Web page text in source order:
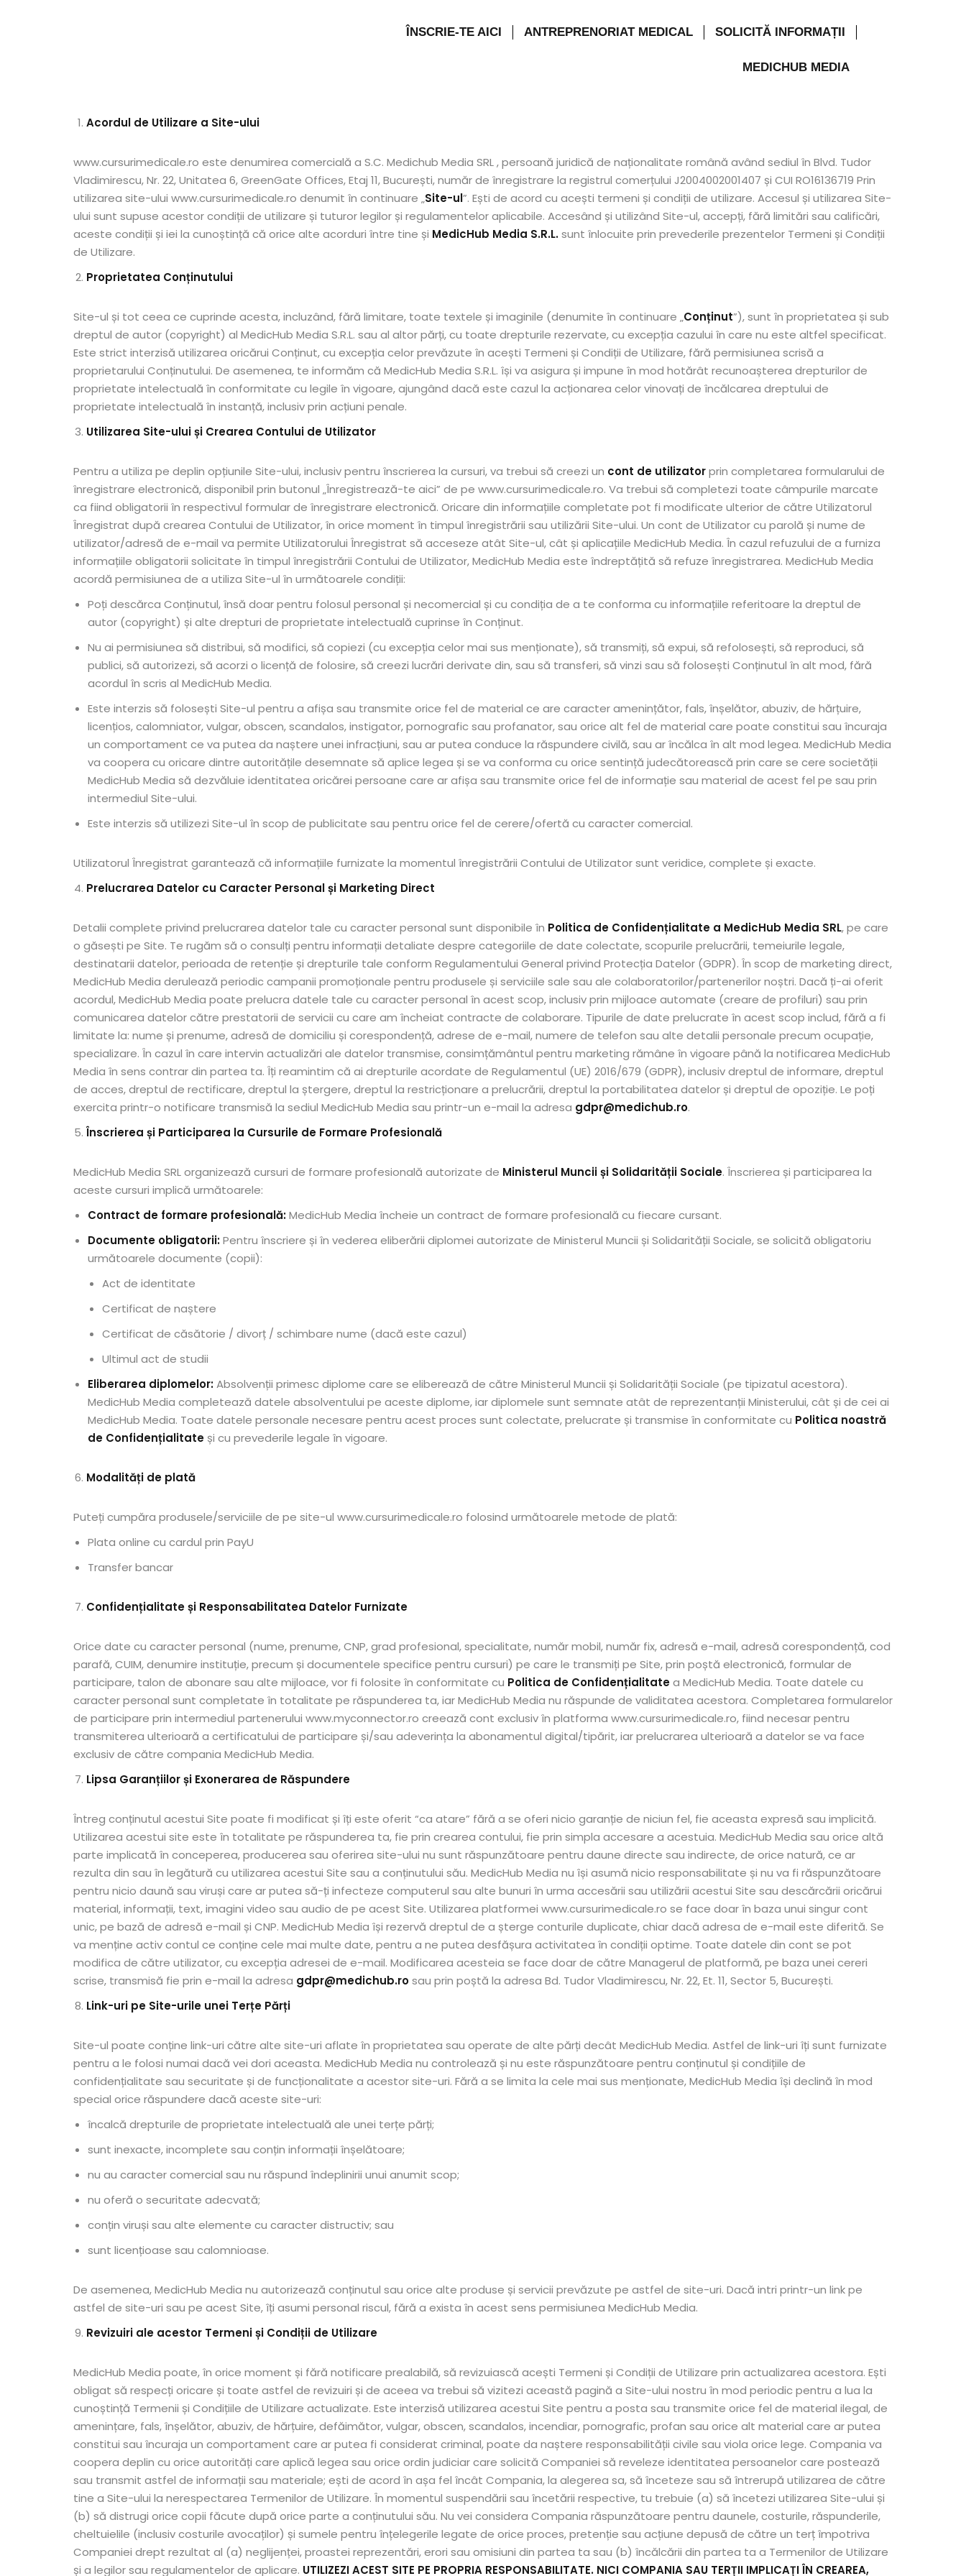
ÎNSCRIE-TE AICI ANTREPRENORIAT MEDICAL SOLICITĂ INFORMAȚII
MEDICHUB MEDIA
Acordul de Utilizare a Site-ului
www.cursurimedicale.ro este denumirea comercială a S.C. Medichub Media SRL , persoană juridică de naționalitate română având sediul în Blvd. Tudor
Vladimirescu, Nr. 22, Unitatea 6, GreenGate Offices, Etaj 11, București, număr de înregistrare la registrul comerțului J2004002001407 și CUI RO16136719 Prin
utilizarea site-ului www.cursurimedicale.ro denumit în continuare „Site-ul”. Ești de acord cu acești termeni și condiții de utilizare. Accesul și utilizarea Site-
ului sunt supuse acestor condiții de utilizare și tuturor legilor și regulamentelor aplicabile. Accesând și utilizând Site-ul, accepți, fără limitări sau calificări,
aceste condiții și iei la cunoștință că orice alte acorduri între tine și MedicHub Media S.R.L.sunt înlocuite prin prevederile prezentelor Termeni și Condiții
de Utilizare.
Proprietatea Conținutului
Site-ul și tot ceea ce cuprinde acesta, incluzând, fără limitare, toate textele și imaginile (denumite în continuare „Conținut”), sunt în proprietatea și sub
dreptul de autor (copyright) al MedicHub Media S.R.L. sau al altor părți, cu toate drepturile rezervate, cu excepția cazului în care nu este altfel specificat.
Este strict interzisă utilizarea oricărui Conținut, cu excepția celor prevăzute în acești Termeni și Condiții de Utilizare, fără permisiunea scrisă a
proprietarului Conținutului. De asemenea, te informăm că MedicHub Media S.R.L. își va asigura și impune în mod hotărât recunoașterea drepturilor de
proprietate intelectuală în conformitate cu legile în vigoare, ajungând dacă este cazul la acționarea celor vinovați de încălcarea dreptului de
proprietate intelectuală în instanță, inclusiv prin acțiuni penale.
Utilizarea Site-ului și Crearea Contului de Utilizator
Pentru a utiliza pe deplin opțiunile Site-ului, inclusiv pentru înscrierea la cursuri, va trebui să creezi un cont de utilizatorprin completarea formularului de
înregistrare electronică, disponibil prin butonul „Înregistrează-te aici” de pe www.cursurimedicale.ro. Va trebui să completezi toate câmpurile marcate
ca fiind obligatorii în respectivul formular de înregistrare electronică. Oricare din informațiile completate pot fi modificate ulterior de către Utilizatorul
Înregistrat după crearea Contului de Utilizator, în orice moment în timpul înregistrării sau utilizării Site-ului. Un cont de Utilizator cu parolă și nume de
utilizator/adresă de e-mail va permite Utilizatorului Înregistrat să acceseze atât Site-ul, cât și aplicațiile MedicHub Media. În cazul refuzului de a furniza
informațiile obligatorii solicitate în timpul înregistrării Contului de Utilizator, MedicHub Media este îndreptățită să refuze înregistrarea. MedicHub Media
acordă permisiunea de a utiliza Site-ul în următoarele condiții:
Poți descărca Conținutul, însă doar pentru folosul personal și necomercial și cu condiția de a te conforma cu informațiile referitoare la dreptul de
autor (copyright) și alte drepturi de proprietate intelectuală cuprinse în Conținut.
Nu ai permisiunea să distribui, să modifici, să copiezi (cu excepția celor mai sus menționate), să transmiți, să expui, să refolosești, să reproduci, să
publici, să autorizezi, să acorzi o licență de folosire, să creezi lucrări derivate din, sau să transferi, să vinzi sau să folosești Conținutul în alt mod, fără
acordul în scris al MedicHub Media.
Este interzis să folosești Site-ul pentru a afișa sau transmite orice fel de material ce are caracter amenințător, fals, înșelător, abuziv, de hărțuire,
licențios, calomniator, vulgar, obscen, scandalos, instigator, pornografic sau profanator, sau orice alt fel de material care poate constitui sau încuraja
un comportament ce va putea da naștere unei infracțiuni, sau ar putea conduce la răspundere civilă, sau ar încălca în alt mod legea. MedicHub Media
va coopera cu oricare dintre autoritățile desemnate să aplice legea și se va conforma cu orice sentință judecătorească prin care se cere societății
MedicHub Media să dezvăluie identitatea oricărei persoane care ar afișa sau transmite orice fel de informație sau material de acest fel pe sau prin
intermediul Site-ului.
Este interzis să utilizezi Site-ul în scop de publicitate sau pentru orice fel de cerere/ofertă cu caracter comercial.
Utilizatorul Înregistrat garantează că informațiile furnizate la momentul înregistrării Contului de Utilizator sunt veridice, complete și exacte.
Prelucrarea Datelor cu Caracter Personal și Marketing Direct
Detalii complete privind prelucrarea datelor tale cu caracter personal sunt disponibile în Politica de Confidențialitate a MedicHub Media SRL, pe care
o găsești pe Site. Te rugăm să o consulți pentru informații detaliate despre categoriile de date colectate, scopurile prelucrării, temeiurile legale,
destinatarii datelor, perioada de retenție și drepturile tale conform Regulamentului General privind Protecția Datelor (GDPR). În scop de marketing direct,
MedicHub Media derulează periodic campanii promoționale pentru produsele și serviciile sale sau ale colaboratorilor/partenerilor noștri. Dacă ți-ai oferit
acordul, MedicHub Media poate prelucra datele tale cu caracter personal în acest scop, inclusiv prin mijloace automate (creare de profiluri) sau prin
comunicarea datelor către prestatorii de servicii cu care am încheiat contracte de colaborare. Tipurile de date prelucrate în acest scop includ, fără a fi
limitate la: nume și prenume, adresă de domiciliu și corespondență, adrese de e-mail, numere de telefon sau alte detalii personale precum ocupație,
specializare. În cazul în care intervin actualizări ale datelor transmise, consimțământul pentru marketing rămâne în vigoare până la notificarea MedicHub
Media în sens contrar din partea ta. Îți reamintim că ai drepturile acordate de Regulamentul (UE) 2016/679 (GDPR), inclusiv dreptul de informare, dreptul
de acces, dreptul de rectificare, dreptul la ștergere, dreptul la restricționare a prelucrării, dreptul la portabilitatea datelor și dreptul de opoziție. Le poți
exercita printr-o notificare transmisă la sediul MedicHub Media sau printr-un e-mail la adresa gdpr@medichub.ro.
Înscrierea și Participarea la Cursurile de Formare Profesională
MedicHub Media SRL organizează cursuri de formare profesională autorizate de Ministerul Muncii și Solidarității Sociale. Înscrierea și participarea la
aceste cursuri implică următoarele:
Contract de formare profesională:MedicHub Media încheie un contract de formare profesională cu fiecare cursant.
Documente obligatorii:Pentru înscriere și în vederea eliberării diplomei autorizate de Ministerul Muncii și Solidarității Sociale, se solicită obligatoriu
următoarele documente (copii):
Act de identitate
Certificat de naștere
Certificat de căsătorie / divorț / schimbare nume (dacă este cazul)
Ultimul act de studii
Eliberarea diplomelor:Absolvenții primesc diplome care se eliberează de către Ministerul Muncii și Solidarității Sociale (pe tipizatul acestora).
MedicHub Media completează datele absolventului pe aceste diplome, iar diplomele sunt semnate atât de reprezentanții Ministerului, cât și de cei ai
MedicHub Media. Toate datele personale necesare pentru acest proces sunt colectate, prelucrate și transmise în conformitate cu Politica noastră
de Confidențialitate și cu prevederile legale în vigoare.
Modalități de plată
Puteți cumpăra produsele/serviciile de pe site-ul www.cursurimedicale.ro folosind următoarele metode de plată:
Plata online cu cardul prin PayU
Transfer bancar
Confidențialitate și Responsabilitatea Datelor Furnizate
Orice date cu caracter personal (nume, prenume, CNP, grad profesional, specialitate, număr mobil, număr fix, adresă e-mail, adresă corespondență, cod
parafă, CUIM, denumire instituție, precum și documentele specifice pentru cursuri) pe care le transmiți pe Site, prin poștă electronică, formular de
participare, talon de abonare sau alte mijloace, vor fi folosite în conformitate cu Politica de Confidențialitatea MedicHub Media. Toate datele cu
caracter personal sunt completate în totalitate pe răspunderea ta, iar MedicHub Media nu răspunde de validitatea acestora. Completarea formularelor
de participare prin intermediul partenerului www.myconnector.ro creează cont exclusiv în platforma www.cursurimedicale.ro, fiind necesar pentru
transmiterea ulterioară a certificatului de participare și/sau adeverința la abonamentul digital/tipărit, iar prelucrarea ulterioară a datelor se va face
exclusiv de către compania MedicHub Media.
Lipsa Garanțiilor și Exonerarea de Răspundere
Întreg conținutul acestui Site poate fi modificat și îți este oferit “ca atare” fără a se oferi nicio garanție de niciun fel, fie aceasta expresă sau implicită.
Utilizarea acestui site este în totalitate pe răspunderea ta, fie prin crearea contului, fie prin simpla accesare a acestuia. MedicHub Media sau orice altă
parte implicată în conceperea, producerea sau oferirea site-ului nu sunt răspunzătoare pentru daune directe sau indirecte, de orice natură, ce ar
rezulta din sau în legătură cu utilizarea acestui Site sau a conținutului său. MedicHub Media nu își asumă nicio responsabilitate și nu va fi răspunzătoare
pentru nicio daună sau viruși care ar putea să-ți infecteze computerul sau alte bunuri în urma accesării sau utilizării acestui Site sau descărcării oricărui
material, informații, text, imagini video sau audio de pe acest Site. Utilizarea platformei www.cursurimedicale.ro se face doar în baza unui singur cont
unic, pe bază de adresă e-mail și CNP. MedicHub Media își rezervă dreptul de a șterge conturile duplicate, chiar dacă adresa de e-mail este diferită. Se
va menține activ contul ce conține cele mai multe date, pentru a ne putea desfășura activitatea în condiții optime. Toate datele din cont se pot
modifica de către utilizator, cu excepția adresei de e-mail. Modificarea acesteia se face doar de către Managerul de platformă, pe baza unei cereri
scrise, transmisă fie prin e-mail la adresa gdpr@medichub.rosau prin poștă la adresa Bd. Tudor Vladimirescu, Nr. 22, Et. 11, Sector 5, București.
Link-uri pe Site-urile unei Terțe Părți
Site-ul poate conține link-uri către alte site-uri aflate în proprietatea sau operate de alte părți decât MedicHub Media. Astfel de link-uri îți sunt furnizate
pentru a le folosi numai dacă vei dori aceasta. MedicHub Media nu controlează și nu este răspunzătoare pentru conținutul și condițiile de
confidențialitate sau securitate și de funcționalitate a acestor site-uri. Fără a se limita la cele mai sus menționate, MedicHub Media își declină în mod
special orice răspundere dacă aceste site-uri:
încalcă drepturile de proprietate intelectuală ale unei terțe părți;
sunt inexacte, incomplete sau conțin informații înșelătoare;
nu au caracter comercial sau nu răspund îndeplinirii unui anumit scop;
nu oferă o securitate adecvată;
conțin viruși sau alte elemente cu caracter distructiv; sau
sunt licențioase sau calomnioase.
De asemenea, MedicHub Media nu autorizează conținutul sau orice alte produse și servicii prevăzute pe astfel de site-uri. Dacă intri printr-un link pe
astfel de site-uri sau pe acest Site, îți asumi personal riscul, fără a exista în acest sens permisiunea MedicHub Media.
Revizuiri ale acestor Termeni și Condiții de Utilizare
MedicHub Media poate, în orice moment și fără notificare prealabilă, să revizuiască acești Termeni și Condiții de Utilizare prin actualizarea acestora. Ești
obligat să respecți oricare și toate astfel de revizuiri și de aceea va trebui să vizitezi această pagină a Site-ului nostru în mod periodic pentru a lua la
cunoștință Termenii și Condițiile de Utilizare actualizate. Este interzisă utilizarea acestui Site pentru a posta sau transmite orice fel de material ilegal, de
amenințare, fals, înșelător, abuziv, de hărțuire, defăimător, vulgar, obscen, scandalos, incendiar, pornografic, profan sau orice alt material care ar putea
constitui sau încuraja un comportament care ar putea fi considerat criminal, poate da naștere responsabilității civile sau viola orice lege. Compania va
coopera deplin cu orice autorități care aplică legea sau orice ordin judiciar care solicită Companiei să reveleze identitatea persoanelor care postează
sau transmit astfel de informații sau materiale; ești de acord în așa fel încât Compania, la alegerea sa, să înceteze sau să întrerupă utilizarea de către
tine a Site-ului la nerespectarea Termenilor de Utilizare. În momentul suspendării sau încetării respective, tu trebuie (a) să încetezi utilizarea Site-ului și
(b) să distrugi orice copii făcute după orice parte a conținutului său. Nu vei considera Compania răspunzătoare pentru daunele, costurile, răspunderile,
cheltuielile (inclusiv costurile avocaților) și sumele pentru înțelegerile legate de orice proces, pretenție sau acțiune depusă de către un terț împotriva
Companiei drept rezultat al (a) neglijenței, proastei reprezentări, erori sau omisiuni din partea ta sau (b) încălcării din partea ta a Termenilor de Utilizare
și a legilor sau regulamentelor de aplicare. UTILIZEZI ACEST SITE PE PROPRIA RESPONSABILITATE. NICI COMPANIA SAU TERȚII IMPLICAȚI ÎN CREAREA,
Sign in
Don’t have an account?Sign up
Remember me Lost your password?
Sign up
Already have an account?Sign in